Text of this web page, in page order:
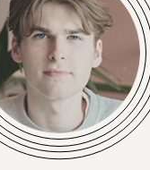
Unit der
aber mehr
Was das ist,
Podcast.
(Foto: OMG)